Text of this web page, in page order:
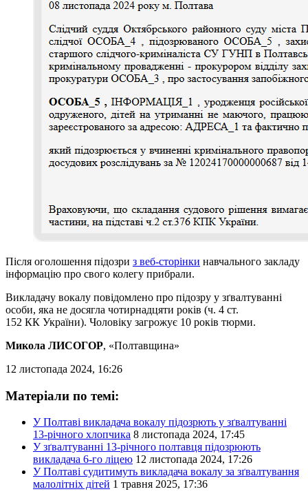
Після оголошення підозри з веб-сторінки навчального закладу
інформацію про свого колегу прибрали.
Викладачу вокалу повідомлено про підозру у зґвалтуванні
особи, яка не досягла чотирнадцяти років (ч. 4 ст.
152 КК України). Чоловіку загрожує 10 років тюрми.
Микола ЛИСОГОР, «Полтавщина»
12 листопада 2024, 16:26
Матеріали по темі:
У Полтаві викладача вокалу підозрють у зґвалтуванні
13-річного хлопчика 8 листопада 2024, 17:45
У зґвалтуванні 13-річного полтавця підозрюють
викладача 6-го ліцею 12 листопада 2024, 17:26
У Полтаві судитимуть викладача вокалу за зґвалтування
малолітніх дітей 1 травня 2025, 17:36